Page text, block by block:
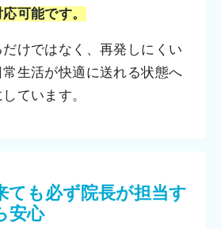
可能です。
けではなく、再発しにくい
生活が快適に送れる状態へ
ています。
ても必ず院長が担当す
安心